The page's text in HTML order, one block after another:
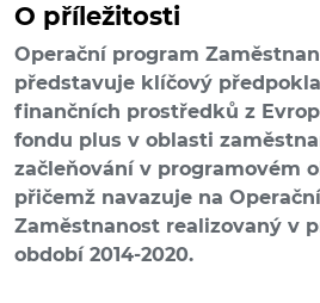
O příležitosti
Operační program
představuje klíčový
finančních prostředků z
fondu plus v oblasti
začleňování v programovém
přičemž navazuje na
Zaměstnanost realizovaný v
období 2014-2020.